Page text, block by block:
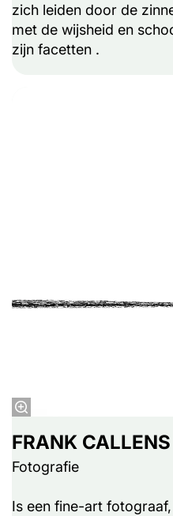
zich leiden door de
met de wijsheid en
zijn facetten .
FRANK
Fotografie
Is een fine-art